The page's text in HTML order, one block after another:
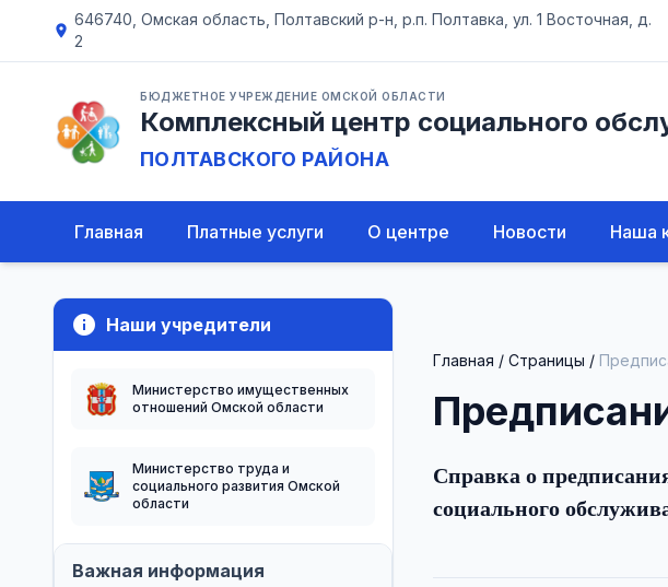
location_on
646740, Омская область, Полтавский р-н, р.п. Полтавка, ул. 1 Восточная, д.
2
БЮДЖЕТНОЕ УЧРЕЖДЕНИЕ ОМСКОЙ ОБЛАСТИ
Комплексный центр социального
ПОЛТАВСКОГО РАЙОНА
Главная Платные услуги О центре Новости Наша
info Наши учредители
Министерство имущественных
отношений Омской области
Министерство труда и
социального развития Омской
области
Важная информация
Главная / Страницы /
Справка о
социального